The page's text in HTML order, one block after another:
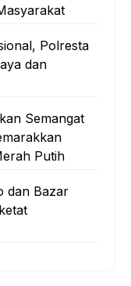
Polresta
dan
Semangat
Putih
dan Bazar